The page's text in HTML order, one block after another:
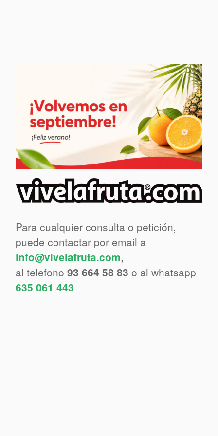
Para cualquier consulta o petición,
puede contactar por email a
info@vivelafruta.com,
al telefono 93 664 58 83 o al whatsapp
635 061 443